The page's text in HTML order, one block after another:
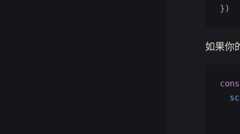
})
如果你